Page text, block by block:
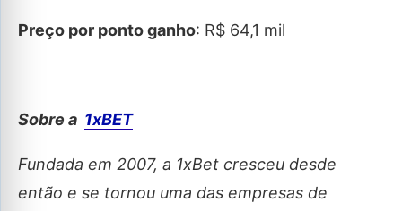
Preço por ponto ganho: R$ 64,1 mil
Sobre a 1xBET
Fundada em 2007, a 1xBet cresceu desde
então e se tornou uma das empresas de